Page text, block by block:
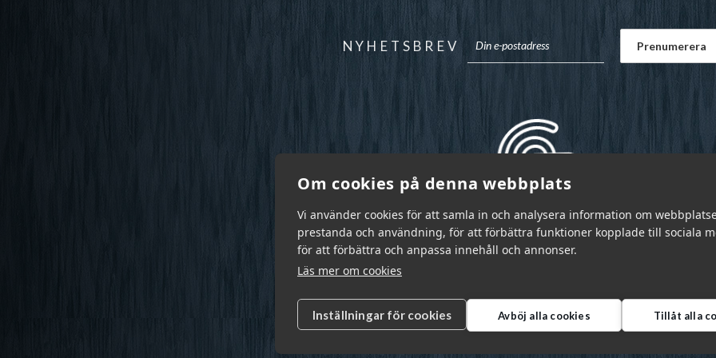
Om cookies på denna webbplats
Vi använder cookies för att samla in och analysera information om
prestanda och användning, för att förbättra funktioner kopplade till sociala
för att förbättra och anpassa innehåll och annonser.
Läs mer om cookies
Inställningar för cookies Avböj alla cookies Tillåt alla
NYHETSBREV
Garnr Sverige AB © 2026 | info@garnr.se 031 - 92